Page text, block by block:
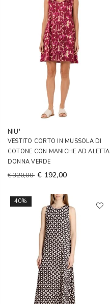
NIU'
VESTITO CORTO IN MUSSOLA DI
COTONE CON MANICHE AD ALETTA
DONNA VERDE
€ 320,00 € 192,00
40%